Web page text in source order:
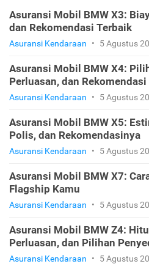
Asuransi Mobil BMW X3:
dan Rekomendasi Terbaik
Asuransi Kendaraan • 5 Agustus
Asuransi Mobil BMW X4:
Perluasan, dan Rekomendasi
Asuransi Kendaraan • 5 Agustus
Asuransi Mobil BMW X5:
Polis, dan Rekomendasinya
Asuransi Kendaraan • 5 Agustus
Asuransi Mobil BMW X7:
Flagship Kamu
Asuransi Kendaraan • 5 Agustus
Asuransi Mobil BMW Z4:
Perluasan, dan Pilihan
Asuransi Kendaraan • 5 Agustus